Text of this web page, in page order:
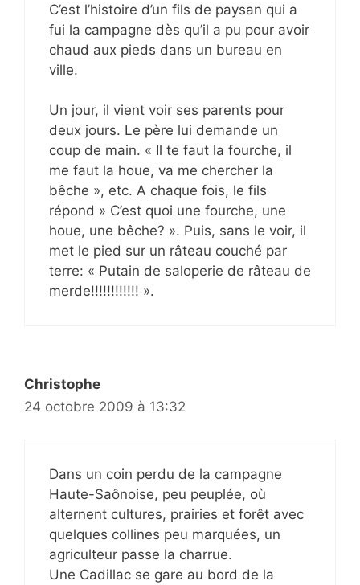
C’est l’histoire d’un fils de paysan qui a
fui la campagne dès qu’il a pu pour avoir
chaud aux pieds dans un bureau en
ville.
Un jour, il vient voir ses parents pour
deux jours. Le père lui demande un
coup de main. « Il te faut la fourche, il
me faut la houe, va me chercher la
bêche », etc. A chaque fois, le fils
répond » C’est quoi une fourche, une
houe, une bêche? ». Puis, sans le voir, il
met le pied sur un râteau couché par
terre: « Putain de saloperie de râteau de
merde!!!!!!!!!!!! ».
Christophe
24 octobre 2009 à 13:32
Dans un coin perdu de la campagne
Haute-Saônoise, peu peuplée, où
alternent cultures, prairies et forêt avec
quelques collines peu marquées, un
agriculteur passe la charrue.
Une Cadillac se gare au bord de la